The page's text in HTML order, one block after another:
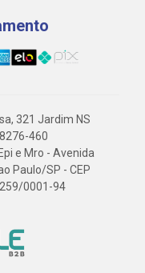
321 Jardim NS
460
e Mro - Avenida
Paulo/SP - CEP
0001-94